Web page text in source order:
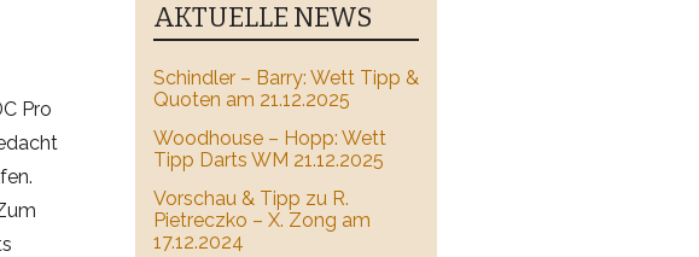
Pro
AKTUELLE NEWS
Schindler – Barry: Wett Tipp &
Quoten am 21.12.2025
Woodhouse – Hopp: Wett
Tipp Darts WM 21.12.2025
Vorschau & Tipp zu R.
Pietreczko – X. Zong am
17.12.2024